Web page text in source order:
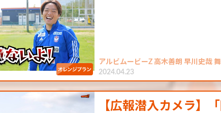
アルビムービーZ 高木善朗 早川史哉
2024.04.23
【広報潜入カメラ】